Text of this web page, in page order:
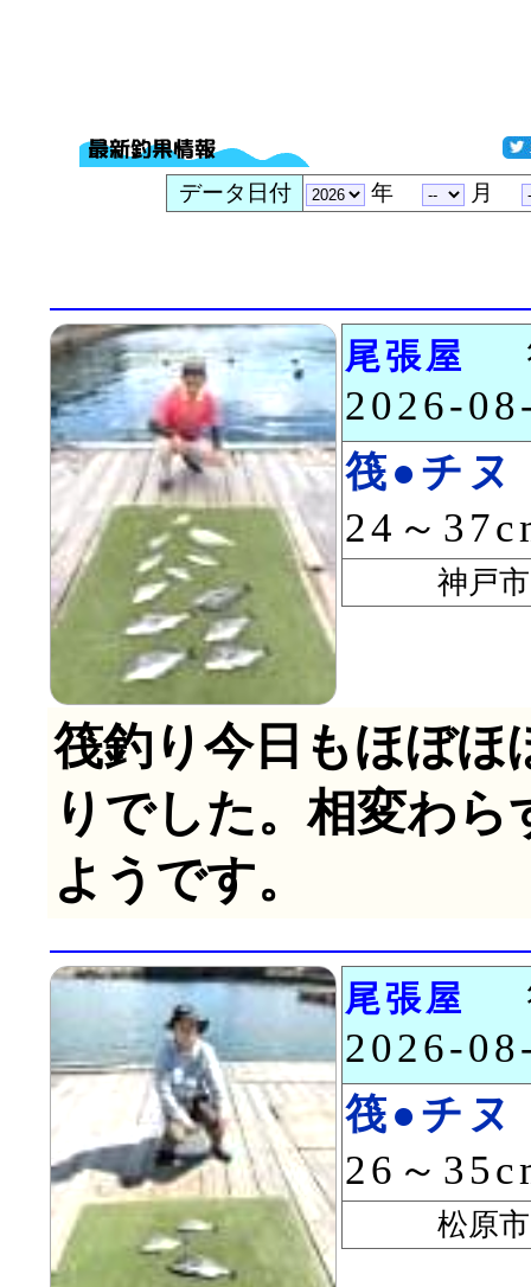
データ日付 年 月
尾張屋
2026-
筏●チヌ
24～
神戸市
筏釣り今日もほぼほ
りでした。相変わ
ようです。
尾張屋
2026-
筏●チヌ
26～
松原市